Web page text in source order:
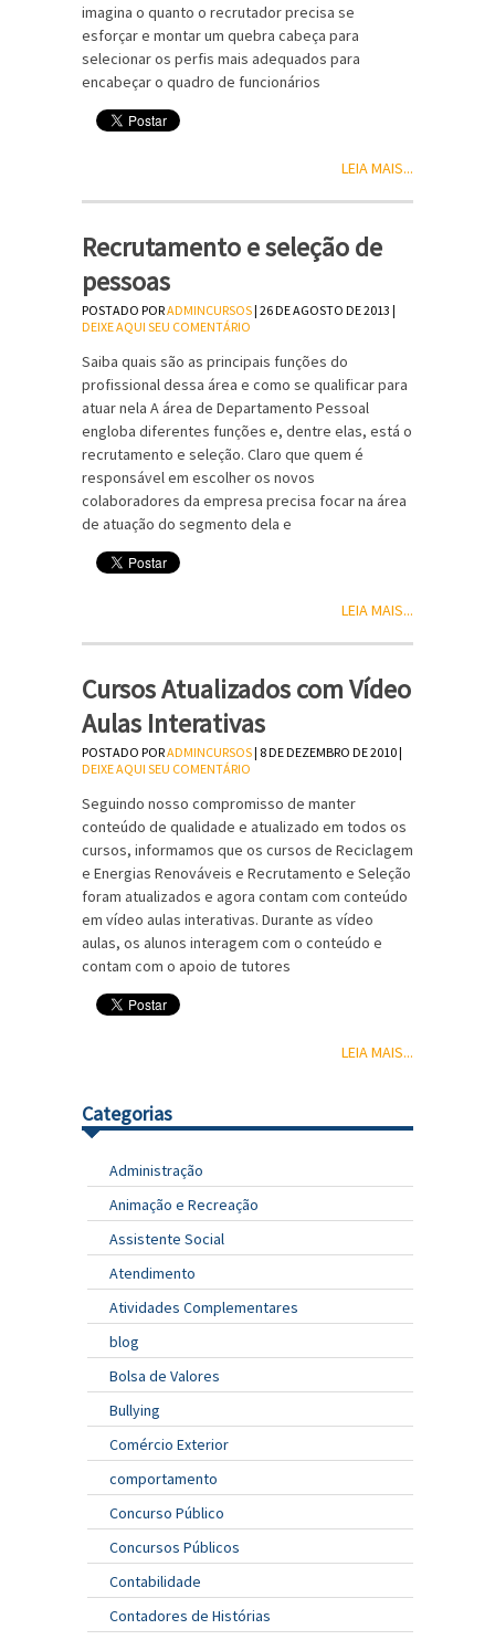
imagina o quanto o recrutador precisa se
esforçar e montar um quebra cabeça para
selecionar os perfis mais adequados para
encabeçar o quadro de funcionários
LEIA MAIS...
Recrutamento e seleção de
pessoas
POSTADO PORADMINCURSOS| 26 DE AGOSTO DE 2013 |
DEIXE AQUI SEU COMENTÁRIO
Saiba quais são as principais funções do
profissional dessa área e como se qualificar para
atuar nela A área de Departamento Pessoal
engloba diferentes funções e, dentre elas, está o
recrutamento e seleção. Claro que quem é
responsável em escolher os novos
colaboradores da empresa precisa focar na área
de atuação do segmento dela e
LEIA MAIS...
Cursos Atualizados com Vídeo
Aulas Interativas
POSTADO PORADMINCURSOS| 8 DE DEZEMBRO DE 2010 |
DEIXE AQUI SEU COMENTÁRIO
Seguindo nosso compromisso de manter
conteúdo de qualidade e atualizado em todos os
cursos, informamos que os cursos de Reciclagem
e Energias Renováveis e Recrutamento e Seleção
foram atualizados e agora contam com conteúdo
em vídeo aulas interativas. Durante as vídeo
aulas, os alunos interagem com o conteúdo e
contam com o apoio de tutores
LEIA MAIS...
Categorias
Administração
Animação e Recreação
Assistente Social
Atendimento
Atividades Complementares
blog
Bolsa de Valores
Bullying
Comércio Exterior
comportamento
Concurso Público
Concursos Públicos
Contabilidade
Contadores de Histórias